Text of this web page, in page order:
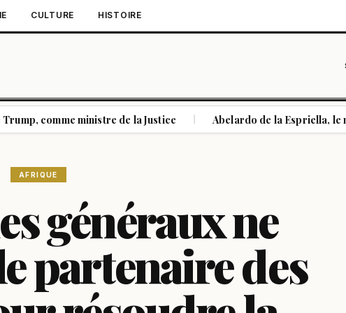
CULTURE HISTOIRE
ministre de la Justice | Abelardo de la Espriella, le nouveau
AFRIQUE
généraux ne
partenaire des